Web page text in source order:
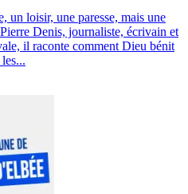
un loisir, une paresse, mais une
Denis, journaliste, écrivain et
il raconte comment Dieu bénit